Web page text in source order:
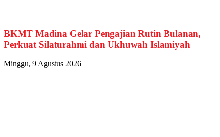
BKMT Madina Gelar Pengajian Rutin Bulanan,
Perkuat Silaturahmi dan Ukhuwah Islamiyah
Minggu, 9 Agustus 2026